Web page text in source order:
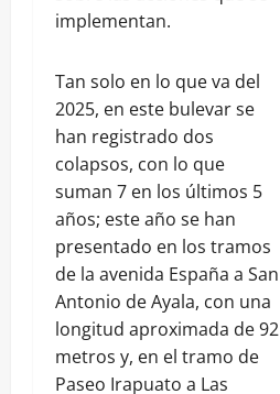
implementan.
Tan solo en lo que va del
2025, en este bulevar se
han registrado dos
colapsos, con lo que
suman 7 en los últimos 5
años; este año se han
presentado en los tramos
de la avenida España a San
Antonio de Ayala, con una
longitud aproximada de 92
metros y, en el tramo de
Paseo Irapuato a Las